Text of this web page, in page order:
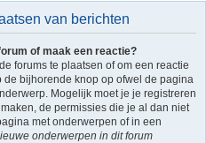
van berichten
of maak een reactie?
forums te plaatsen of om een reactie
bijhorende knop op ofwel de pagina
Mogelijk moet je je registreren
de permissies die je al dan niet
met onderwerpen of in een
onderwerpen in dit forum